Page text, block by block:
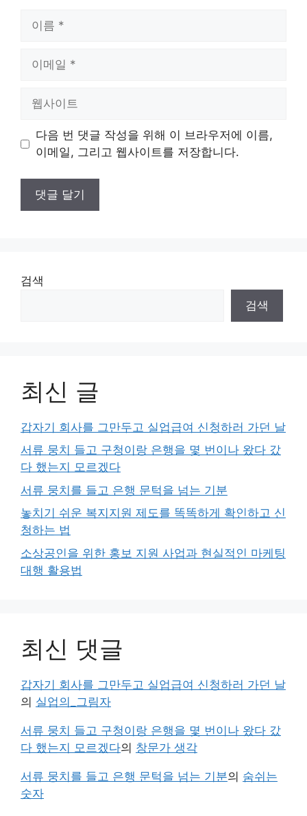
트
다음 번 댓글 작성을 위해 이 브라우저에 이름,
이메일, 그리고 웹사이트를 저장합니다.
검색
검색
최신 글
갑자기 회사를 그만두고 실업급여 신청하러 가던 날
서류 뭉치 들고 구청이랑 은행을 몇 번이나 왔다 갔
다 했는지 모르겠다
서류 뭉치를 들고 은행 문턱을 넘는 기분
놓치기 쉬운 복지지원 제도를 똑똑하게 확인하고 신
청하는 법
소상공인을 위한 홍보 지원 사업과 현실적인 마케팅
대행 활용법
최신 댓글
갑자기 회사를 그만두고 실업급여 신청하러 가던 날
의 실업의_그림자
서류 뭉치 들고 구청이랑 은행을 몇 번이나 왔다 갔
다 했는지 모르겠다의 창문가 생각
서류 뭉치를 들고 은행 문턱을 넘는 기분의 숨쉬는
숫자